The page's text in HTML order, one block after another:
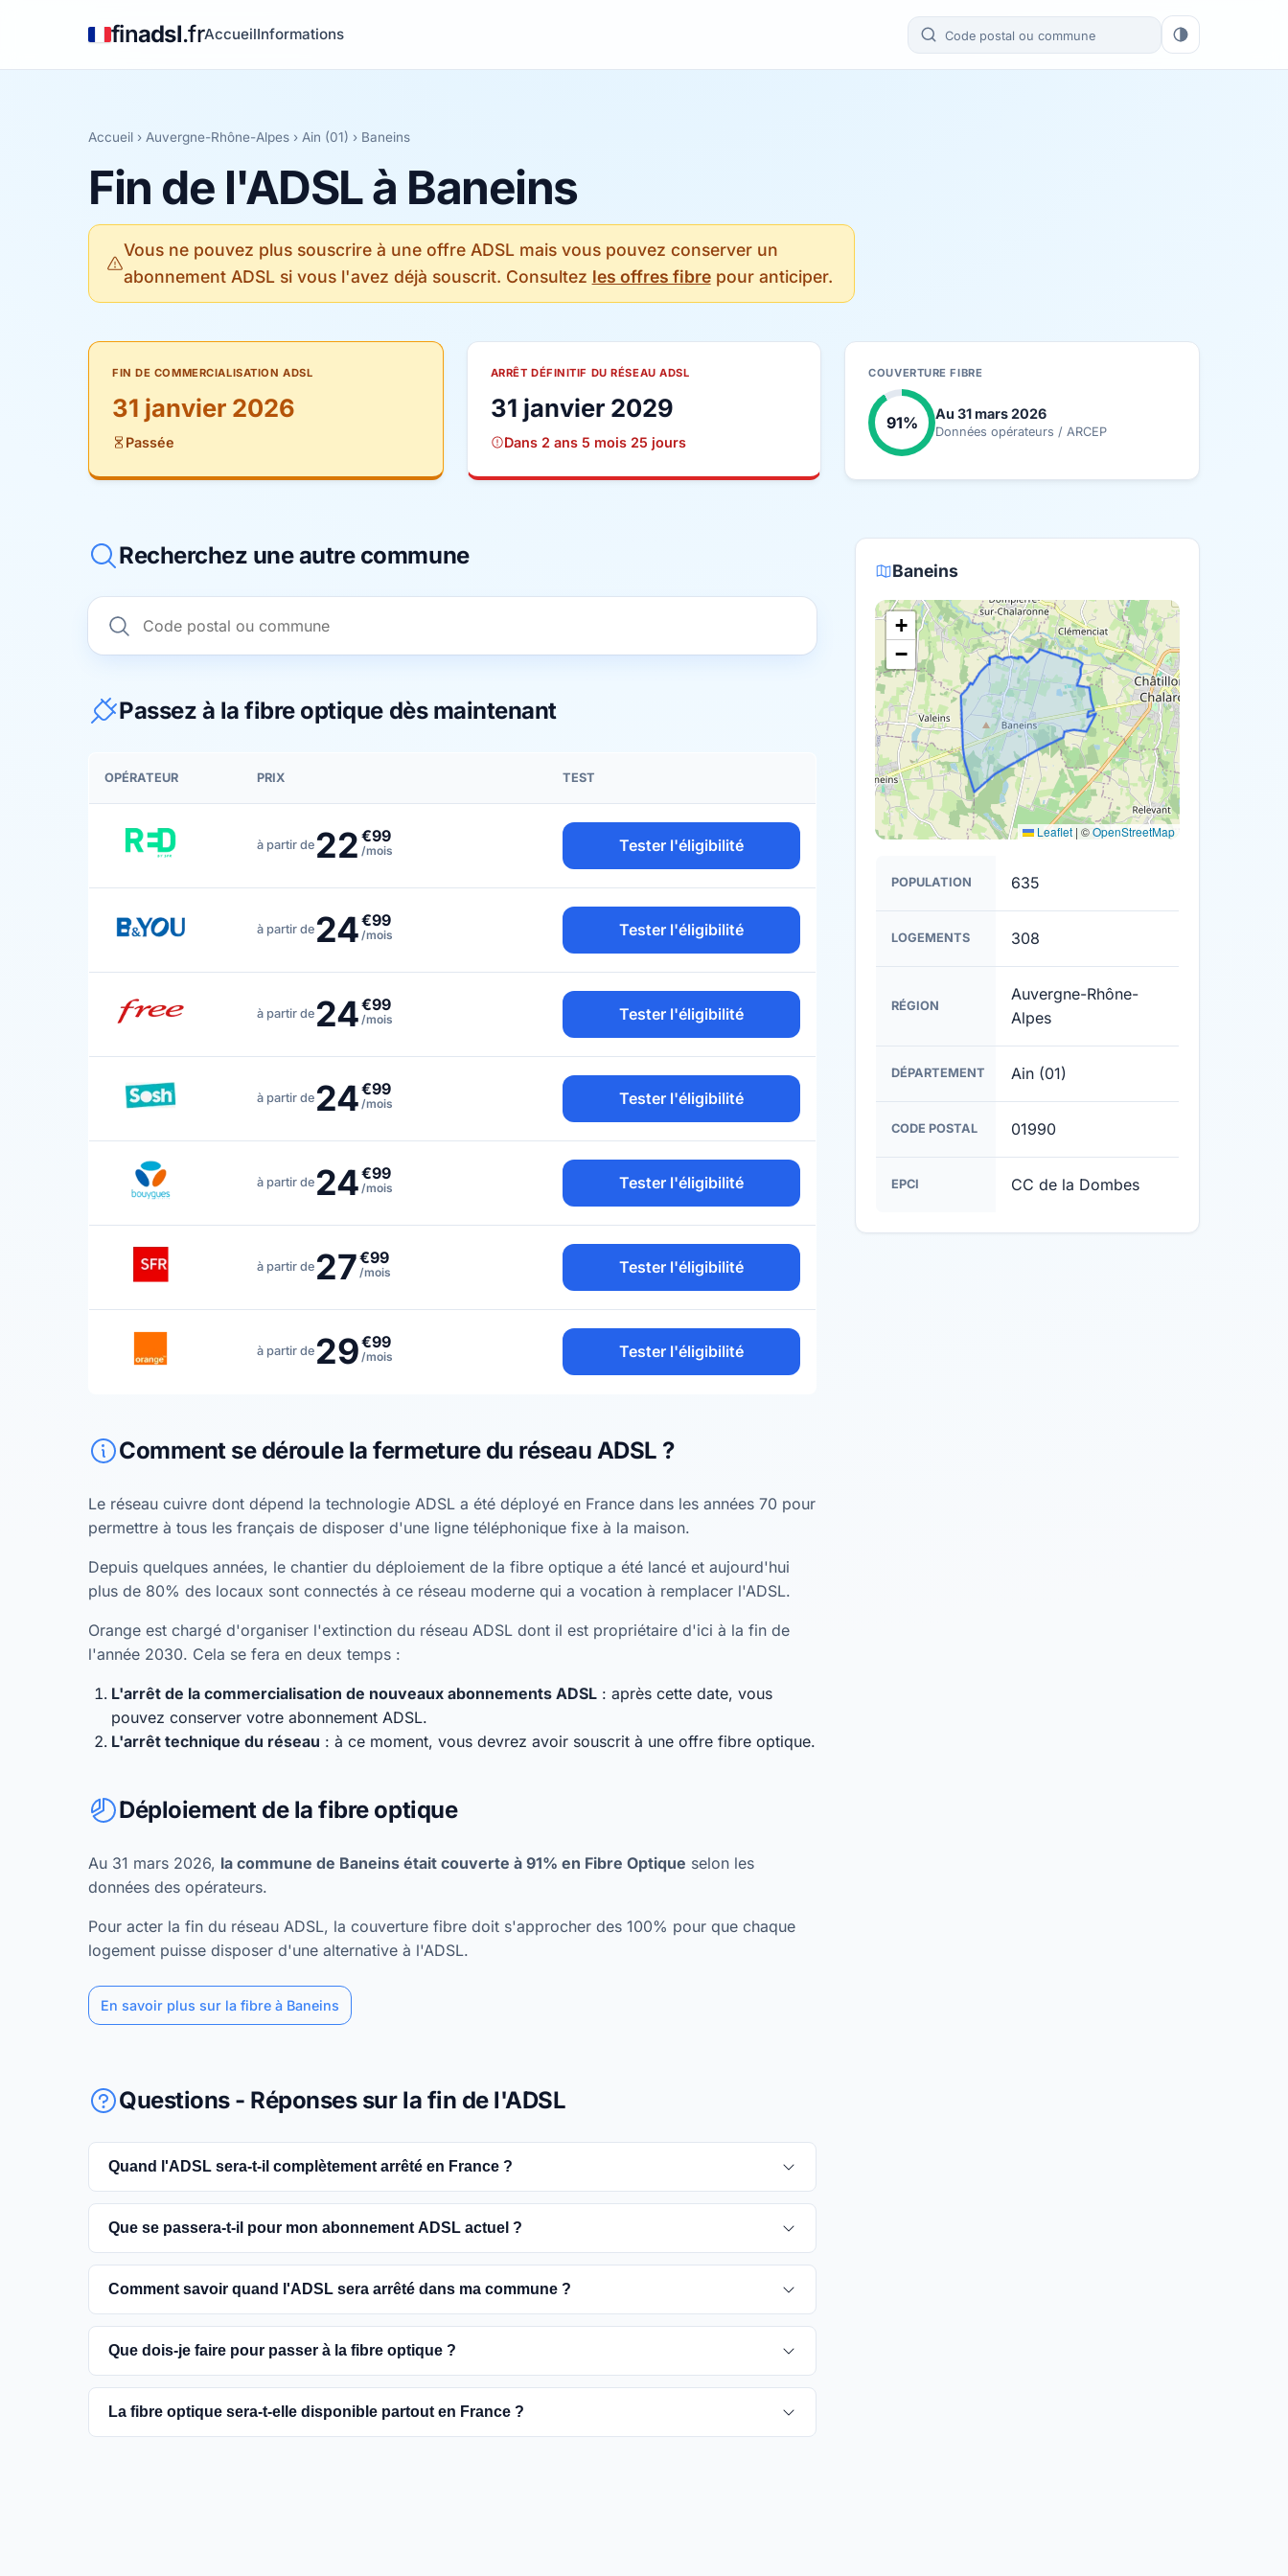
finadsl.frAccueilInformations
Accueil › Auvergne-Rhône-Alpes › Ain (01) › Baneins
Fin de l'ADSL à Baneins
Vous ne pouvez plus souscrire à une offre ADSL mais vous pouvez conserver un
abonnement ADSL si vous l'avez déjà souscrit. Consultez les offres fibrepour anticiper.
FIN DE COMMERCIALISATION ADSL
31 janvier 2026
Passée
ARRÊT DÉFINITIF DU RÉSEAU ADSL
31 janvier 2029
Dans 2 ans 5 mois 25 jours
COUVERTURE FIBRE
91% Au 31 mars 2026
Données opérateurs / ARCEP
Recherchez une autre commune
Passez à la fibre optique dès maintenant
OPÉRATEUR PRIX TEST
à partir de 22 €99
/mois Tester l'éligibilité
à partir de 24€99
/mois Tester l'éligibilité
à partir de 24€99
/mois Tester l'éligibilité
à partir de 24€99
/mois Tester l'éligibilité
à partir de 24€99
/mois Tester l'éligibilité
à partir de 27€99
/mois Tester l'éligibilité
à partir de 29€99
/mois Tester l'éligibilité
Comment se déroule la fermeture du réseau ADSL ?
Le réseau cuivre dont dépend la technologie ADSL a été déployé en France dans les années 70 pour
permettre à tous les français de disposer d'une ligne téléphonique fixe à la maison.
Depuis quelques années, le chantier du déploiement de la fibre optique a été lancé et aujourd'hui
plus de 80% des locaux sont connectés à ce réseau moderne qui a vocation à remplacer l'ADSL.
Orange est chargé d'organiser l'extinction du réseau ADSL dont il est propriétaire d'ici à la fin de
l'année 2030. Cela se fera en deux temps :
L'arrêt de la commercialisation de nouveaux abonnements ADSL : après cette date, vous
pouvez conserver votre abonnement ADSL.
L'arrêt technique du réseau : à ce moment, vous devrez avoir souscrit à une offre fibre optique.
Déploiement de la fibre optique
Au 31 mars 2026, la commune de Baneins était couverte à 91% en Fibre Optique selon les
données des opérateurs.
Pour acter la fin du réseau ADSL, la couverture fibre doit s'approcher des 100% pour que chaque
logement puisse disposer d'une alternative à l'ADSL.
En savoir plus sur la fibre à Baneins
Questions - Réponses sur la fin de l'ADSL
Quand l'ADSL sera-t-il complètement arrêté en France ?
L'extinction complète du réseau ADSL est prévue pour 2030. D'ici là, les utilisateurs sont
encouragés à basculer vers des connexions fibre optique, plus rapides et fiables.
Que se passera-t-il pour mon abonnement ADSL actuel ?
Vous pouvez continuer à utiliser votre abonnement ADSL jusqu'à la date de fermeture du réseau
dans votre commune. Cependant, il est conseillé de passer à la fibre optique dès que possible pour
une meilleure qualité de service.
Comment savoir quand l'ADSL sera arrêté dans ma commune ?
Les dates précises de fermeture de l'ADSL varient selon les communes. Vous pouvez trouver ces
informations sur notre site en recherchant votre commune spécifique.
Que dois-je faire pour passer à la fibre optique ?
Contactez votre fournisseur d'accès à Internet pour vérifier la disponibilité de la fibre dans votre
région et planifier l'installation. La plupart des fournisseurs proposent des offres de migration vers
La fibre optique sera-t-elle disponible partout en France ?
Baneins
+
−
Leaflet | ©OpenStreetMap
POPULATION 635
LOGEMENTS 308
RÉGION
Auvergne-Rhône-
Alpes
DÉPARTEMENT Ain (01)
CODE POSTAL 01990
EPCI CC de la Dombes